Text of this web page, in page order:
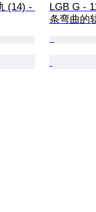
(14) -
LGB G -
条弯曲的